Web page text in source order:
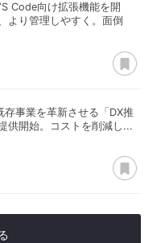
Code向け拡張機能を開
より管理しやすく。面倒
存事業を革新させる「DX推
供開始。コストを削減し...